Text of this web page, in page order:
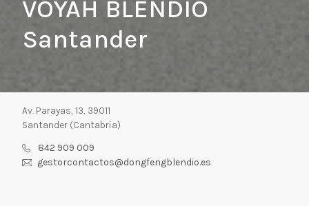
VOYAH BLENDIO
Santander
Av. Parayas, 13, 39011
Santander (Cantabria)
842 909 009
gestorcontactos@dongfengblendio.es